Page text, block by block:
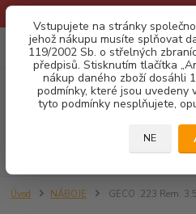
Vstupujete na stránky
jehož nákupu musíte splňovat
119/2002 Sb. o střelných
předpisů. Stisknutím tlačítka
nákup daného zboží dosáhli
podmínky, které jsou uvedeny
tyto podmínky nesplňujete,
NE
CZK
Úvod NÁBOJE GECO .223 Rem.